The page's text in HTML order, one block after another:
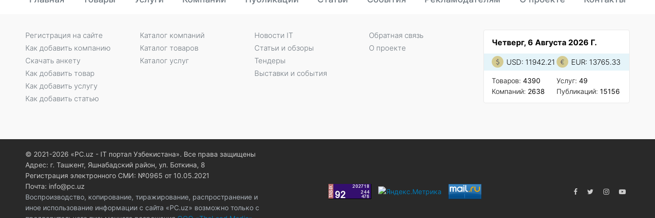
Четверг, 6 Августа 2026 Г.
USD: 11942.21 EUR: 13765.33
Товаров: 4390
Компаний: 2638
Услуг: 49
Публикаций: 15156
Регистрация на сайте
Как добавить компанию
Скачать анкету
Как добавить товар
Как добавить услугу
Как добавить статью
Каталог компаний
Каталог товаров
Каталог услуг
Новости IT
Статьи и обзоры
Тендеры
Выставки и события
Обратная связь
О проекте
© 2021-2026 «PC.uz - IT портал Узбекистана». Все права защищены
Адрес: г. Ташкент, Яшнабадский район, ул. Боткина, 8
Регистрация электронного СМИ: №0965 от 10.05.2021
Почта: info@pc.uz
Воспроизводство, копирование, тиражирование, распространение и
иное использование информации с сайта «PC.uz» возможно только с